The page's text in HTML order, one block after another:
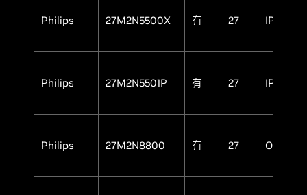
Philips 27M2N5500X 有 27 IPS
Philips 27M2N5501P 有 27 IPS
Philips 27M2N8800 有 27 OLED